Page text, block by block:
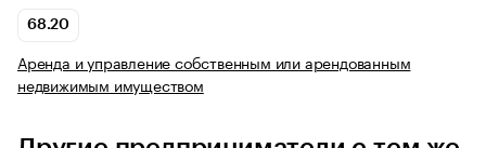
68.20
Аренда и управление собственным или арендованным
недвижимым имуществом